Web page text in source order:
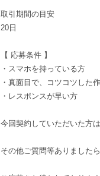
取引期間の目安
20日
【 応募条件 】
・スマホを持っている方
・真面目で、コツコツした
・レスポンスが早い方
今回契約していただいた方
その他ご質問等ありました